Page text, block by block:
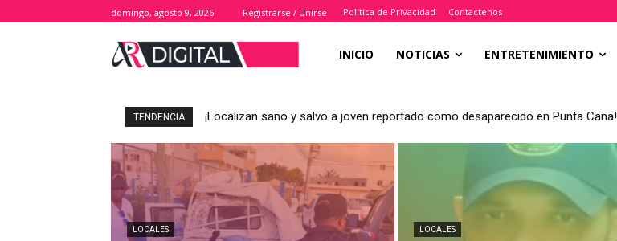
domingo, agosto 9, 2026 Registrarse / Unirse Política de Privacidad Contactenos
INICIO NOTICIAS ENTRETENIMIENTO
TENDENCIA ¡Localizan sano y salvo a joven reportado como desaparecido en Punta Cana!
LOCALES LOCALES